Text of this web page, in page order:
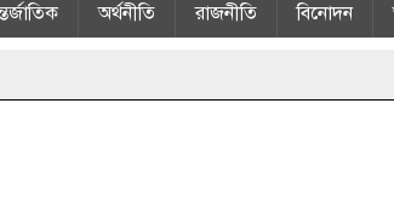
অর্থনীতি রাজনীতি বিনোদন